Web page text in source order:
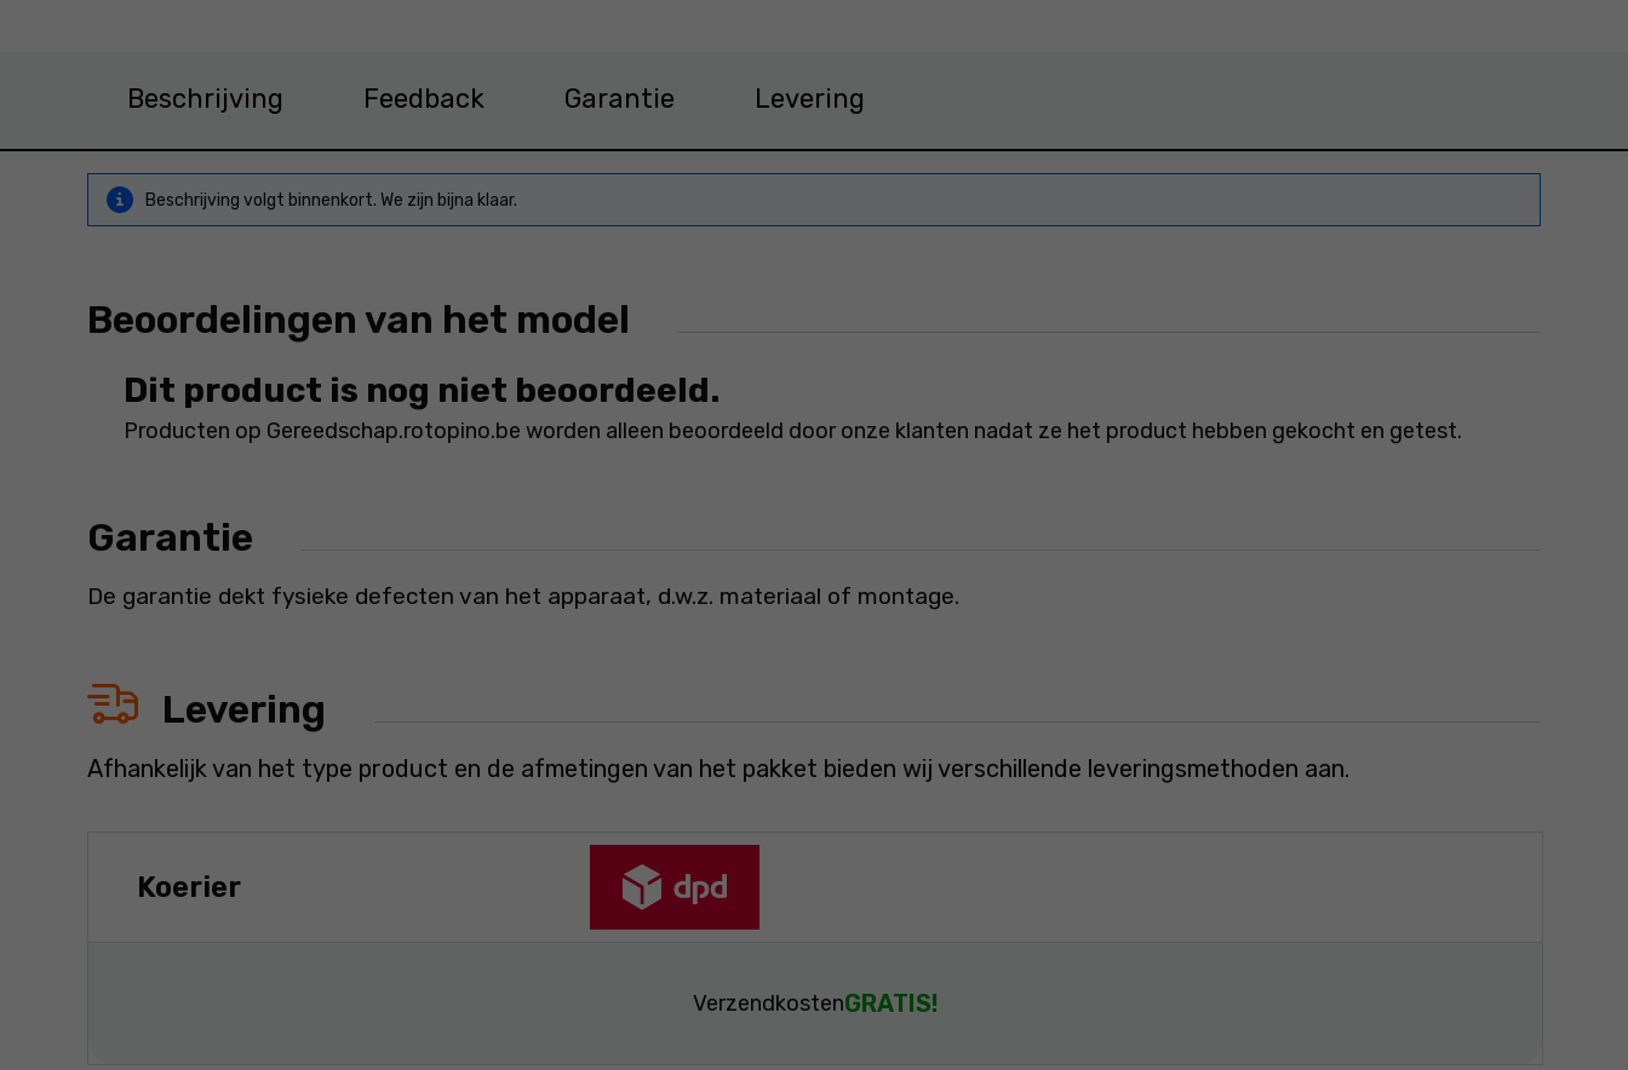
Beschrijving Feedback Garantie Levering
Beschrijving volgt binnenkort. We zijn bijna klaar.
Beoordelingen van het model
Dit product is nog niet beoordeeld.
Producten op Gereedschap.rotopino.be worden alleen beoordeeld door onze klanten nadat ze het product hebben gekocht en getest.
Garantie
De garantie dekt fysieke defecten van het apparaat, d.w.z. materiaal of montage.
Levering
Afhankelijk van het type product en de afmetingen van het pakket bieden wij verschillende leveringsmethoden aan.
Koerier
VerzendkostenGRATIS!